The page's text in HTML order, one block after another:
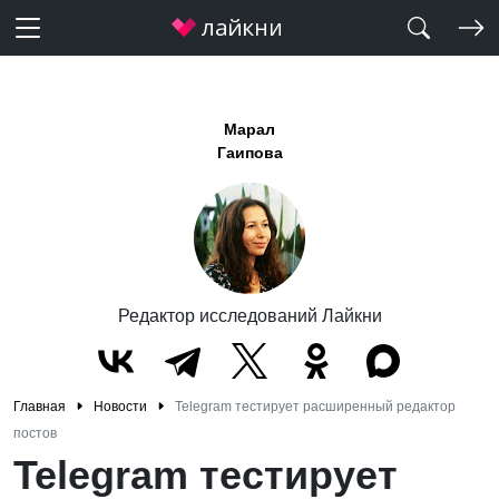
Марал
Гаипова
Редактор исследований Лайкни
Главная Новости
Telegram тестирует расширенный редактор
постов
Telegram тестирует